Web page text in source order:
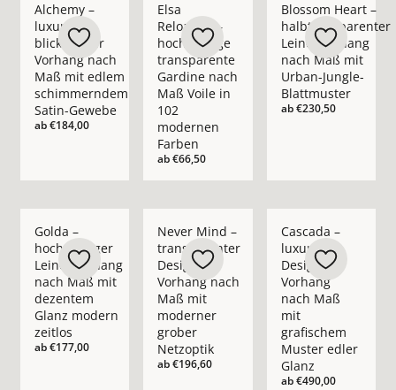
Alchemy –
luxuriöser
blickdichter
Vorhang nach
Maß mit edlem
schimmerndem
Satin-Gewebe
ab€184,00
Elsa
Reloaded –
hochwertige
transparente
Gardine nach
Maß Voile in
102
modernen
Farben
ab€66,50
Blossom Heart –
halbtransparenter
Leinenvorhang
nach Maß mit
Urban-Jungle-
Blattmuster
ab€230,50
Golda –
hochwertiger
Leinenvorhang
nach Maß mit
dezentem
Glanz modern
zeitlos
ab€177,00
Never Mind –
transparenter
Design-
Vorhang nach
Maß mit
moderner
grober
Netzoptik
ab€196,60
Cascada –
luxuriöser
Design-
Vorhang
nach Maß
mit
grafischem
Muster edler
Glanz
ab€490,00